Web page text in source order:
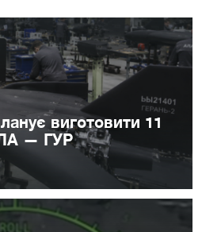
виготовити 11
— ГУР